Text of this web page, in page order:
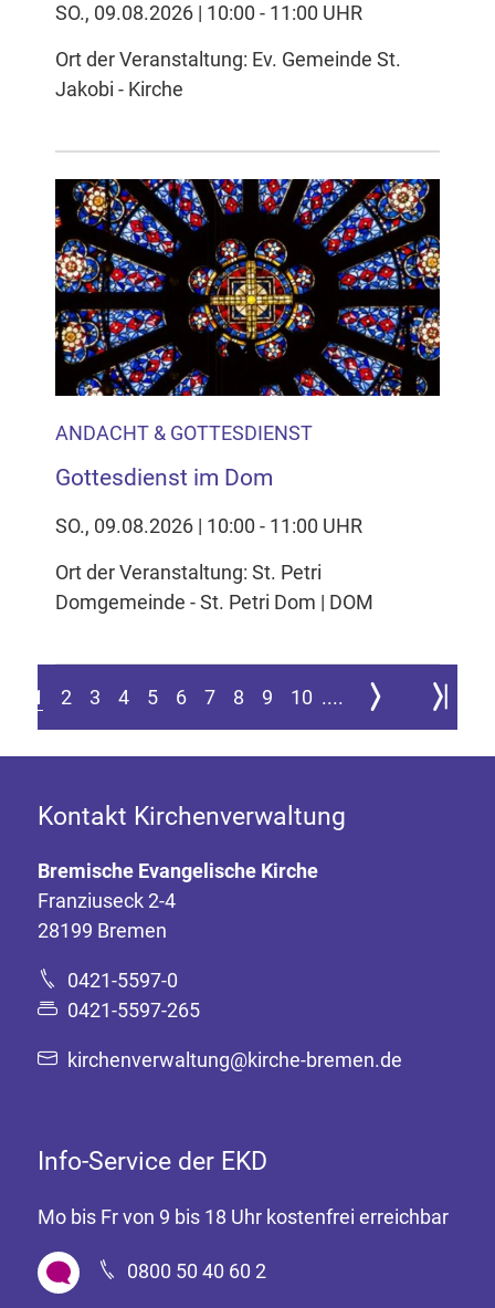
SO., 09.08.2026 | 10:00 - 11:00 UHR
Ort der Veranstaltung: Ev. Gemeinde St.
Jakobi - Kirche
ANDACHT & GOTTESDIENST
Gottesdienst im Dom
SO., 09.08.2026 | 10:00 - 11:00 UHR
Ort der Veranstaltung: St. Petri
Domgemeinde - St. Petri Dom | DOM
1 2 3 4 5 6 7 8 9 10 .... Zur nächsten Seite
Zur
Kontakt Kirchenverwaltung
Bremische Evangelische Kirche
Franziuseck 2-4
28199 Bremen
0421-5597-0
0421-5597-265
kirchenverwaltung@kirche-bremen.de
Info-Service der EKD
Mo bis Fr von 9 bis 18 Uhr kostenfrei erreichbar
0800 50 40 60 2